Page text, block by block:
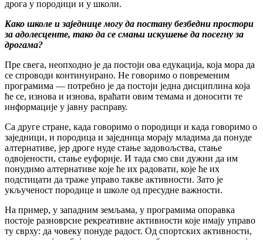
дрога у породици и у школи.
Како школе и заједнице могу да постану безбедни простори
за адолесценте, тако да се смањи искушење да посегну за
дрогама?
Пре свега, неопходно је да постоји ова едукација, која мора да
се спроводи континуирано. Не говоримо о повременим
програмима — потребно је да постоји једна дисциплина која
ће се, изнова и изнова, враћати овим темама и доносити те
информације у јавну расправу.
Са друге стране, када говоримо о породици и када говоримо о
заједници, и породица и заједница морају младима да понуде
алтернативе, јер дроге нуде стање задовољства, стање
одвојености, стање еуфорије. И тада смо сви дужни да им
понудимо алтернативе које ће их радовати, које ће их
подстицати да траже управо такве активности. Зато је
укљученост породице и школе од пресудне важности.
На пример, у западним земљама, у програмима опоравка
постоје разноврсне рекреативне активности које имају управо
ту сврху: да човеку понуде радост. Од спортских активности,